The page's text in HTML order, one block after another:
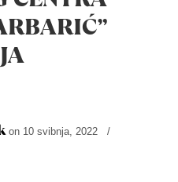
on 10 svibnja, 2022 /